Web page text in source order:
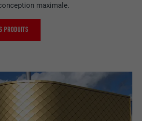
maximale.
PRODUITS